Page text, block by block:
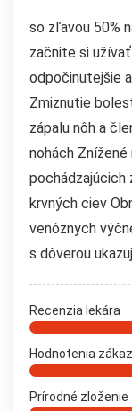
so zľavou 50%
začnite si
odpočinutejšie
Zmiznutie
zápalu nôh a
nohách Znížené
pochádzajúcich
krvných ciev
venóznych
s dôverou
Recenzia lekára
Hodnotenia
Prírodné zloženie